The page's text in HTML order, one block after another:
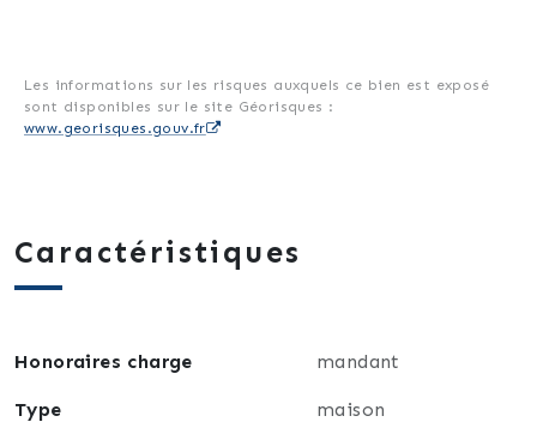
Les informations sur les risques auxquels ce bien est exposé
sont disponibles sur le site Géorisques :
www.georisques.gouv.fr
Caractéristiques
Honoraires charge mandant
Type maison